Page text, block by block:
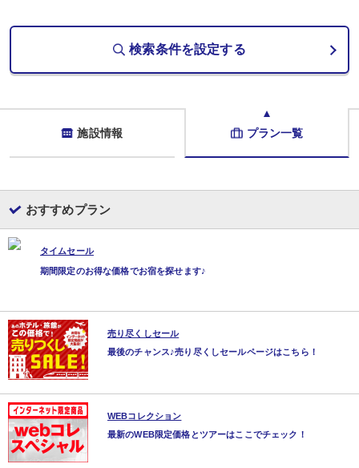
場所:
その他（レストラン又は広間 ※お選びいただけません。）
創作会席膳（季節毎に内容変更されます。）
※状況により、ご希望に添えない場合があります。
※予約がない場合は当日先着順となります。
場所:
検索条件を設定する
施設情報 プラン一覧
おすすめプラン
タイムセール
期間限定のお得な価格でお宿を探せます♪
売り尽くしセール
最後のチャンス♪売り尽くしセールページはこちら！
WEBコレクション
最新のWEB限定価格とツアーはここでチェック！